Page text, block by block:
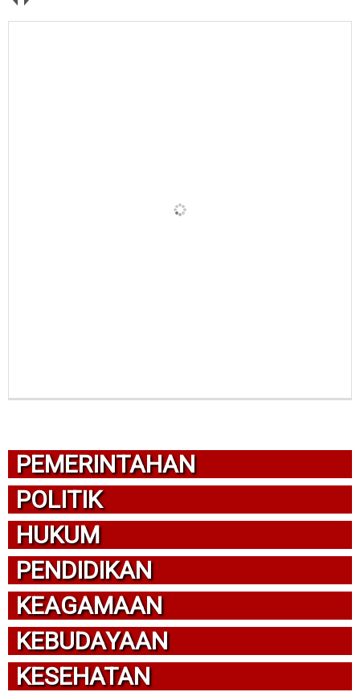
PEMERINTAHAN
POLITIK
HUKUM
PENDIDIKAN
KEAGAMAAN
KEBUDAYAAN
KESEHATAN